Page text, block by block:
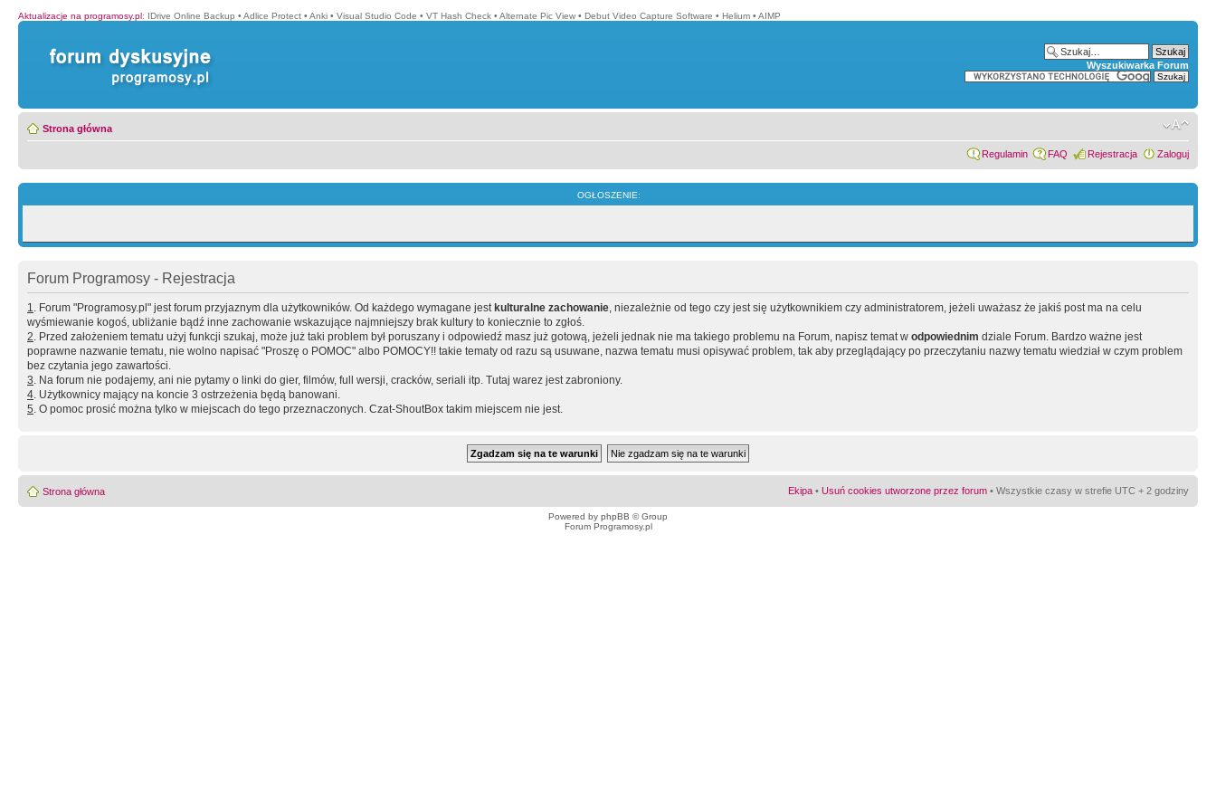
Aktualizacje na programosy.pl: IDrive Online Backup • Adlice Protect • Anki • Visual Studio Code • VT Hash Check • Alternate Pic View • Debut Video Capture Software • Helium • AIMP
Wyszukiwarka Forum
Strona główna
Regulamin FAQ Rejestracja Zaloguj
OGŁOSZENIE:
Forum Programosy - Rejestracja
1. Forum "Programosy.pl" jest forum przyjaznym dla użytkowników. Od każdego wymagane jest kulturalne zachowanie, niezależnie od tego czy jest się użytkownikiem czy administratorem, jeżeli uważasz że jakiś post ma na celu
wyśmiewanie kogoś, ubliżanie bądź inne zachowanie wskazujące najmniejszy brak kultury to koniecznie to zgłoś.
2. Przed założeniem tematu użyj funkcji szukaj, może już taki problem był poruszany i odpowiedź masz już gotową, jeżeli jednak nie ma takiego problemu na Forum, napisz temat w odpowiednim dziale Forum. Bardzo ważne jest
poprawne nazwanie tematu, nie wolno napisać "Proszę o POMOC" albo POMOCY!! takie tematy od razu są usuwane, nazwa tematu musi opisywać problem, tak aby przeglądający po przeczytaniu nazwy tematu wiedział w czym problem
bez czytania jego zawartości.
3. Na forum nie podajemy, ani nie pytamy o linki do gier, filmów, full wersji, cracków, seriali itp. Tutaj warez jest zabroniony.
4. Użytkownicy mający na koncie 3 ostrzeżenia będą banowani.
5. O pomoc prosić można tylko w miejscach do tego przeznaczonych. Czat-ShoutBox takim miejscem nie jest.
Strona główna Ekipa • Usuń cookies utworzone przez forum • Wszystkie czasy w strefie UTC + 2 godziny
Powered by phpBB © Group
Forum Programosy.pl